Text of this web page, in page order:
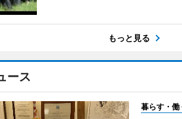
もっと見る
ース
暮らす・働